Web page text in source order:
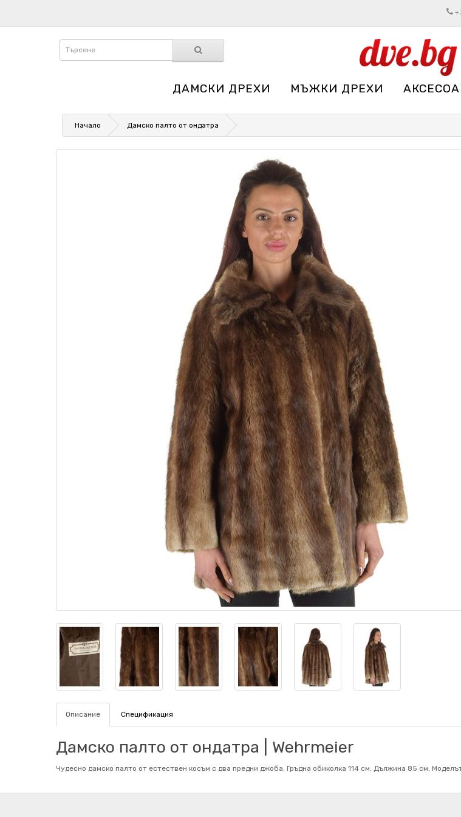
ДАМСКИ ДРЕХИ МЪЖКИ ДРЕХИ
Начало Дамско палто от ондатра
Описание Спецификация
Дамско палто от ондатра | Wehrmeier
Чудесно дамско палто от естествен косъм с два предни джоба. Гръдна обиколка 114 см. Дължина 85 см.